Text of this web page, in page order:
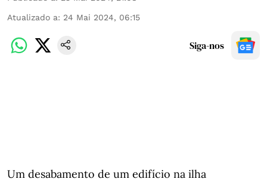
Atualizado a: 24 Mai 2024, 06:15
Siga-nos
Um desabamento de um edifício na ilha